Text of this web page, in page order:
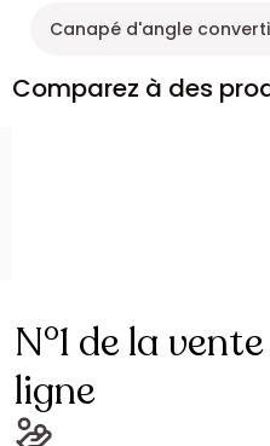
Canapé d'angle
Comparez à des
N°1 de la
ligne